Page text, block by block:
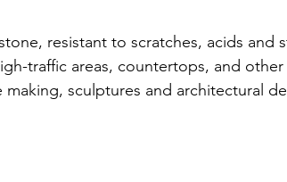
resistant to scratches, acids and
traffic areas, countertops, and other
sculptures and architectural